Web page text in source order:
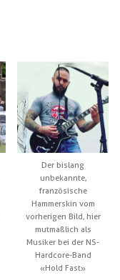
Der bislang
unbekannte,
französische
Hammerskin vom
vorherigen Bild, hier
mutmaßlich als
Musiker bei der NS-
Hardcore-Band
«Hold Fast»